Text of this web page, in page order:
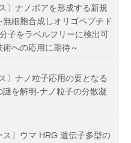
〕ナノポアを形成する新規
細胞合成しオリゴペプチド
子をラベルフリーに検出可
への応用に期待～
〕ナノ粒子応用の要となる
謎を解明-ナノ粒子の分散凝
ス〕ウマ HRG 遺伝子多型の